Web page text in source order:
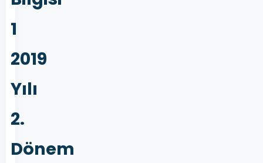
1
2019
Yılı
2.
Dönem